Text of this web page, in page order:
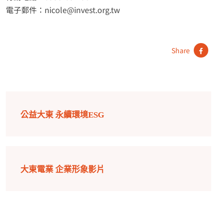
電子郵件：nicole@invest.org.tw
Share
公益大東 永續環境ESG
大東電業 企業形象影片